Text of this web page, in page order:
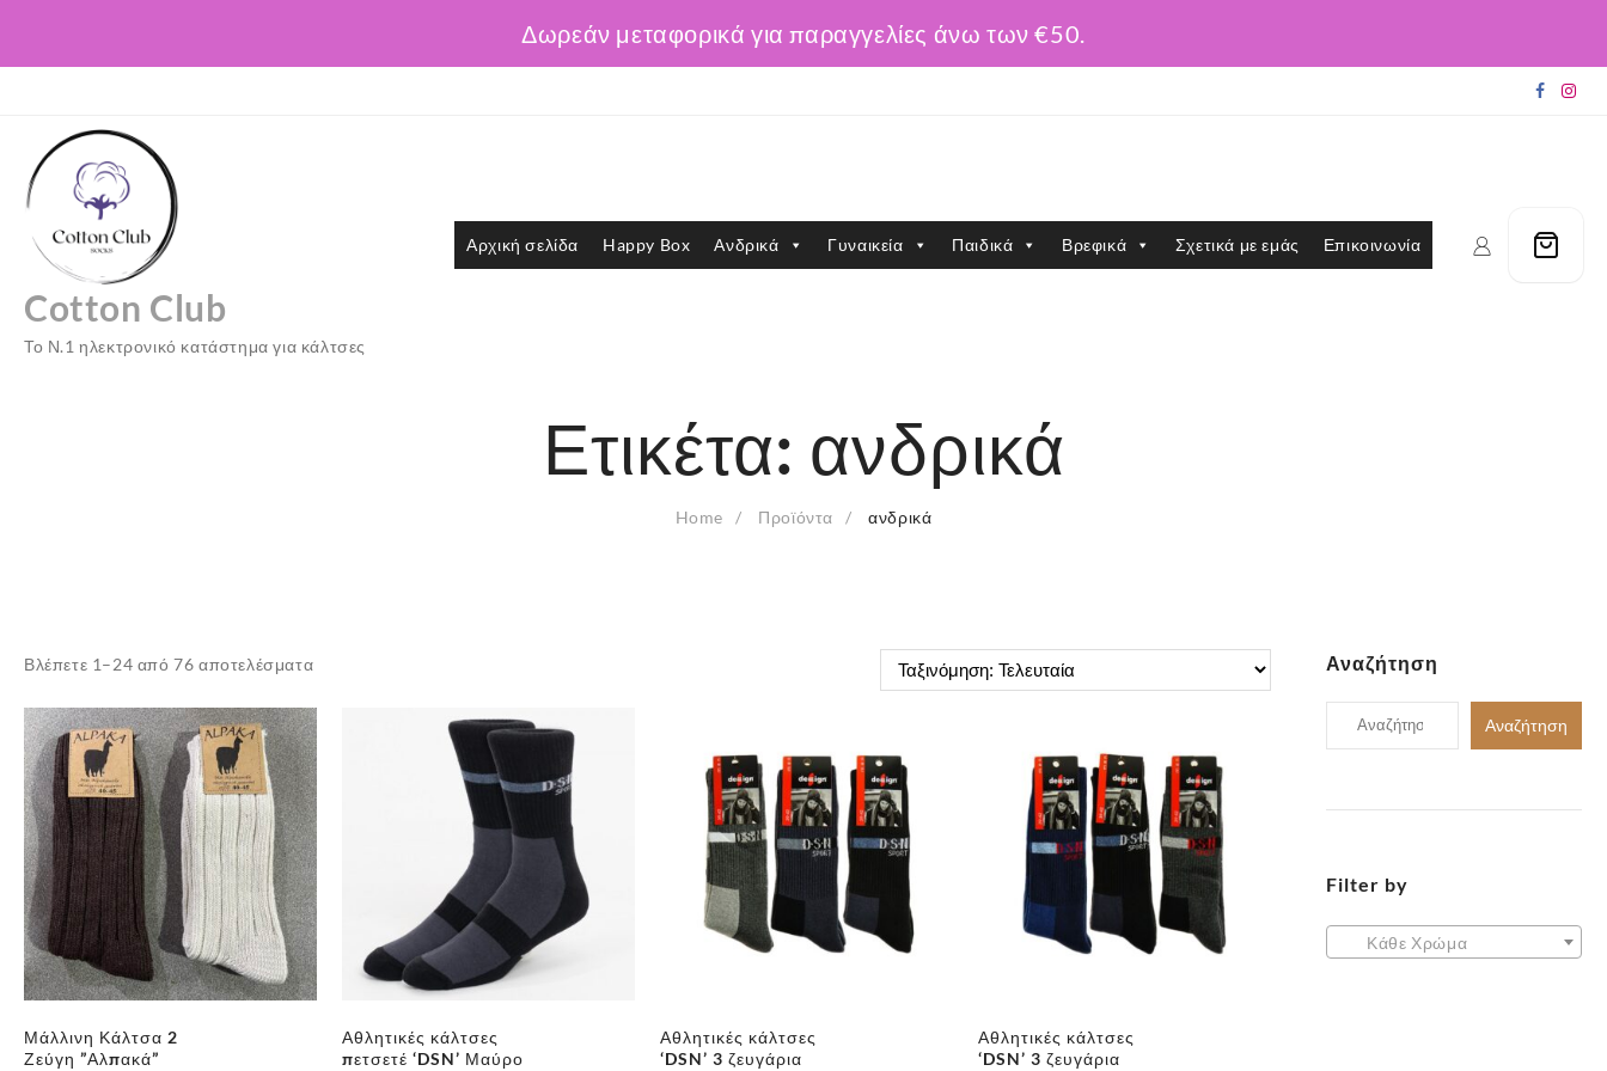
Δωρεάν μεταφορικά για παραγγελίες άνω των €50.
content
Cotton Club
Το Ν.1 ηλεκτρονικό κατάστημα για κάλτσες
Αρχική σελίδα Happy Box Ανδρικά Γυναικεία Παιδικά Βρεφικά Σχετικά με εμάς Επικοινωνία
Ετικέτα: ανδρικά
Home Προϊόντα ανδρικά
Βλέπετε 1–24 από 76 αποτελέσματαSorted
latest
Μάλλινη Κάλτσα 2
Ζεύγη ”Αλπακά”
Αθλητικές κάλτσες
πετσετέ ‘DSN’ Μαύρο
Αθλητικές κάλτσες
‘DSN’ 3 ζευγάρια
Αθλητικές κάλτσες
‘DSN’ 3 ζευγάρια
Αναζήτηση
Αναζήτηση
για:
Αναζήτηση
Filter by
Κάθε Χρώμα